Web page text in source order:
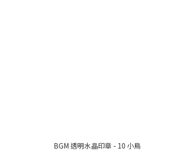
BGM 透明水晶印章 - 10 小鳥